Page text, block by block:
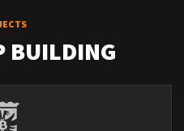
BUILDING